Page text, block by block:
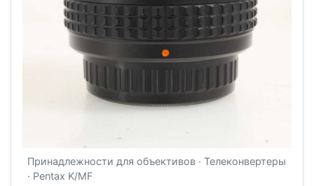
Принадлежности для объективов · Телеконвертеры
· Pentax K/MF